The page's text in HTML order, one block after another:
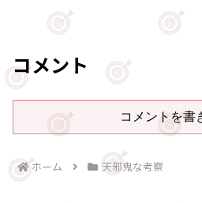
コメント
コメントを書
ホーム 天邪鬼な考察